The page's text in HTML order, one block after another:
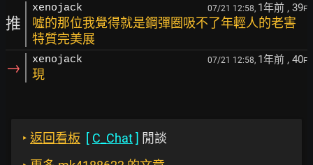
推
xenojack 07/21 12:58, 1年前 , 39F
噓的那位我覺得就是鋼彈圈吸不了年輕人的老害
特質完美展
→ xenojack 07/21 12:58, 1年前 , 40F
現
‣ 返回看板 [ C_Chat] 閒談